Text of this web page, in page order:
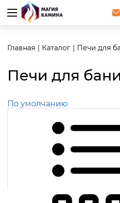
Главная Каталог Печи для
Печи для
По умолчанию